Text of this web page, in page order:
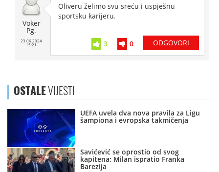
Voker
Pg.
23.06.2024
15:21
Oliveru želimo svu sreću i uspješnu
sportsku karijeru.
3 0 ODGOVORI
OSTALEVIJESTI
UEFA uvela dva nova pravila za Ligu
šampiona i evropska takmičenja
Savićević se oprostio od svog
kapitena: Milan ispratio Franka
Barezija